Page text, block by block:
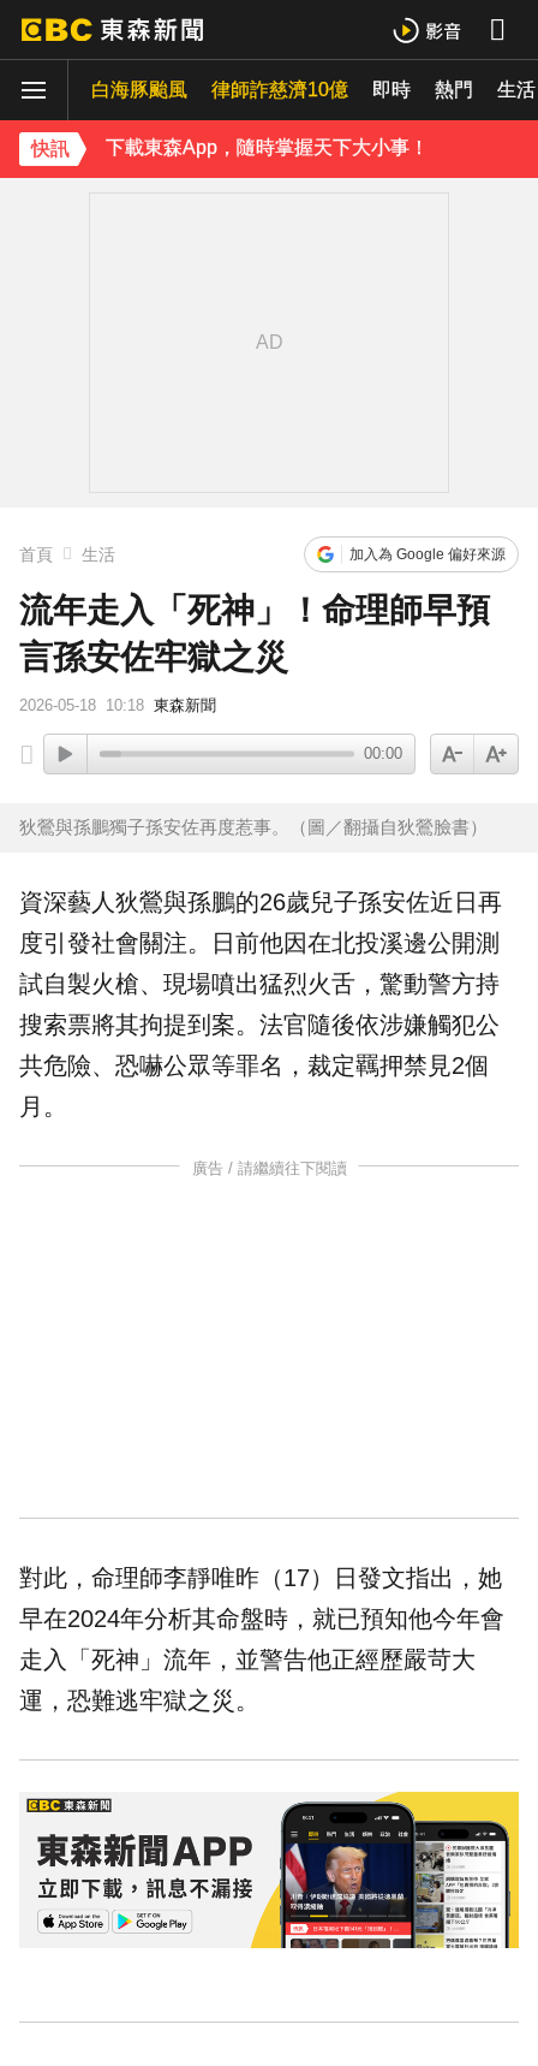
白海豚颱風 律師詐慈濟10億 即時 熱門 生活
快訊
《理財達人秀》X 安聯投信免費講座報名中！搶先卡位 2027
下載東森App，隨時掌握天下大小事！
首頁 生活 加入為 Google 偏好來源
流年走入「死神」！命理師早預
言孫安佐牢獄之災
2026-05-18 10:18 東森新聞
00:00
狄鶯與孫鵬獨子孫安佐再度惹事。（圖／翻攝自狄鶯臉書）
資深藝人狄鶯與孫鵬的26歲兒子孫安佐近日再
度引發社會關注。日前他因在北投溪邊公開測
試自製火槍、現場噴出猛烈火舌，驚動警方持
搜索票將其拘提到案。法官隨後依涉嫌觸犯公
共危險、恐嚇公眾等罪名，裁定羈押禁見2個
月。
廣告 / 請繼續往下閱讀
對此， 命理師李靜唯昨（17）日發文指出，她
早在2024年分析其命盤時，就已預知他今年會
走入「 死神 」流年，並警告他正經歷嚴苛大
運，恐難逃牢獄之災 。